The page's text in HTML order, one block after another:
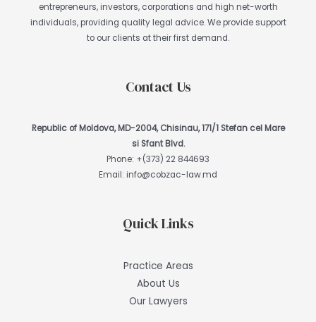
entrepreneurs, investors, corporations and high net-worth
individuals, providing quality legal advice. We provide support
to our clients at their first demand.
Contact Us
Republic of Moldova, MD-2004, Chisinau, 171/1 Stefan cel Mare
si Sfant Blvd.
Phone: +(373) 22 844693
Email: info@cobzac-law.md
Quick Links
Practice Areas
About Us
Our Lawyers